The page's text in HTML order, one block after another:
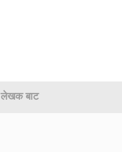
लेखक बाट